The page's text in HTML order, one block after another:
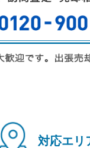
対応エリ